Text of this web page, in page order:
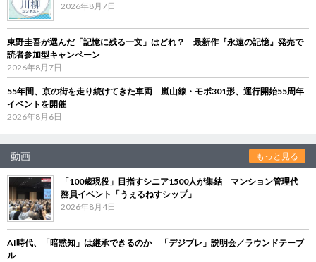
2026年8月7日
東野圭吾が選んだ「記憶に残る一文」はどれ？ 最新作『永遠の記憶』発売で
読者参加型キャンペーン
2026年8月7日
55年間、京の街を走り続けてきた車両 嵐山線・モボ301形、運行開始55周年
イベントを開催
2026年8月6日
動画 もっと見る
「100歳現役」目指すシニア1500人が集結 マンション管理代
務員イベント「うぇるねすシップ」
2026年8月4日
AI時代、「暗黙知」は継承できるのか 「デジブレ」説明会／ラウンドテーブ
ル